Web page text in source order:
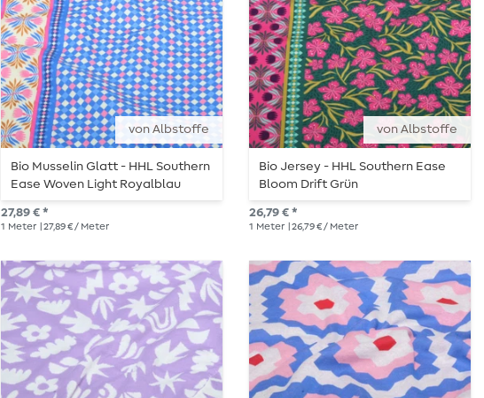
von Albstoffe
Bio Musselin Glatt - HHL Southern
Ease Woven Light Royalblau
27,89 € *
1 Meter | 27,89 € / Meter
von Albstoffe
Bio Jersey - HHL Southern Ease
Bloom Drift Grün
26,79 € *
1 Meter | 26,79 € / Meter